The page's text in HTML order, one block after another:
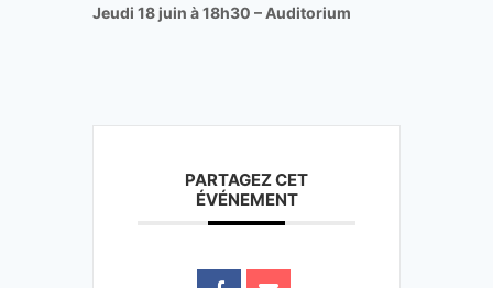
Jeudi 18 juin à 18h30 – Auditorium
PARTAGEZ CET
ÉVÉNEMENT